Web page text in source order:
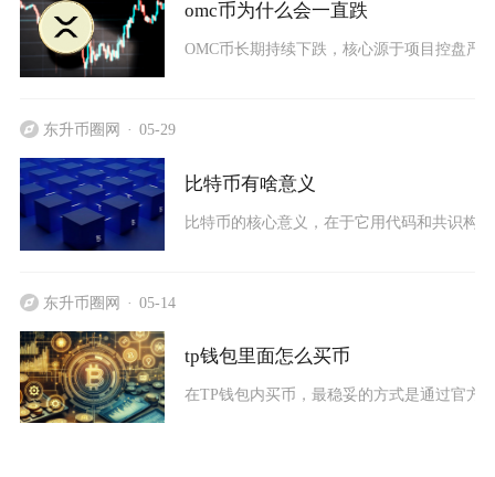
omc币为什么会一直跌
OMC币长期持续下跌，核心源于项目控盘严
东升币圈网 05-29
比特币有啥意义
比特币的核心意义，在于它用代码和共识构
东升币圈网 05-14
tp钱包里面怎么买币
在TP钱包内买币，最稳妥的方式是通过官方